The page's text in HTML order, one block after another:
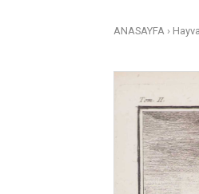
ANASAYFA ›